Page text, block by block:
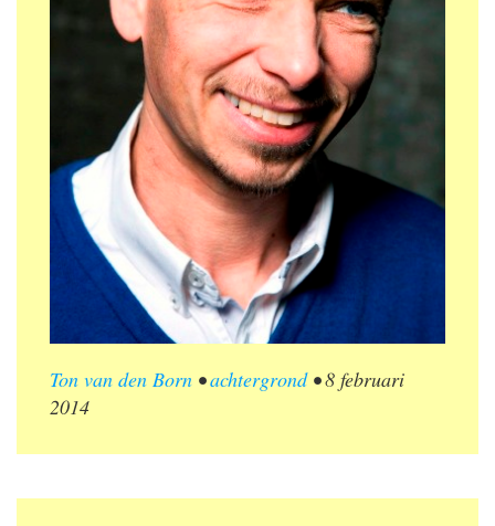
Ton van den Born •achtergrond•8 februari
2014